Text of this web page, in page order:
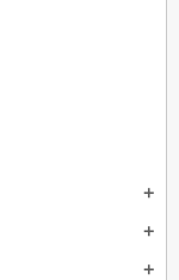
add
add
add